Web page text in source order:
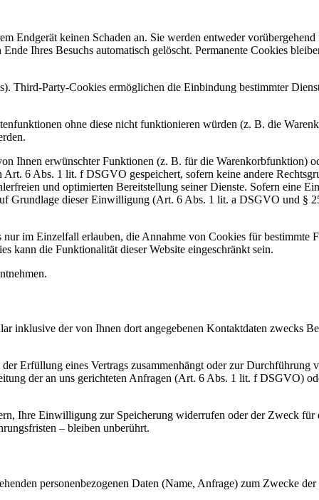
Endgerät keinen Schaden an. Sie werden entweder
Ihres Besuchs automatisch gelöscht. Permanente Cookies
Third-Party-Cookies ermöglichen die Einbindung bestimmter
ohne diese nicht funktionieren würden (z. B. die
Ihnen erwünschter Funktionen (z. B. für die Warenkorbfunktion)
6 Abs. 1 lit. f DSGVO gespeichert, sofern keine andere
und optimierten Bereitstellung seiner Dienste. Sofern eine
Grundlage dieser Einwilligung (Art. 6 Abs. 1 lit. a DSGVO und
im Einzelfall erlauben, die Annahme von Cookies für bestimmte
kann die Funktionalität dieser Website eingeschränkt sein.
inklusive der von Ihnen dort angegebenen Kontaktdaten zwecks
Erfüllung eines Vertrags zusammenhängt oder zur Durchführung
der an uns gerichteten Anfragen (Art. 6 Abs. 1 lit. f DSGVO)
Ihre Einwilligung zur Speicherung widerrufen oder der Zweck für
– bleiben unberührt.
personenbezogenen Daten (Name, Anfrage) zum Zwecke